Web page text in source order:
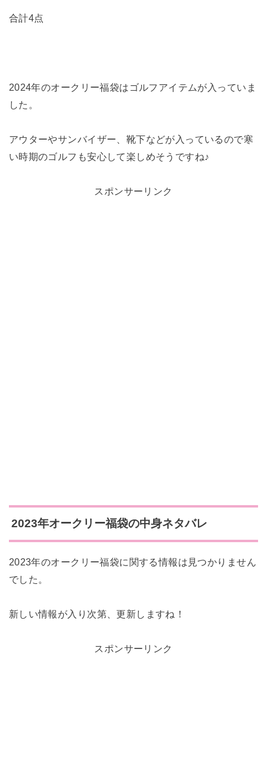
合計4点
2024年のオークリー福袋はゴルフアイテムが入っていま
した。
アウターやサンバイザー、靴下などが入っているので寒
い時期のゴルフも安心して楽しめそうですね♪
スポンサーリンク
2023年オークリー福袋の中身ネタバレ
2023年のオークリー福袋に関する情報は見つかりません
でした。
新しい情報が入り次第、更新しますね！
スポンサーリンク